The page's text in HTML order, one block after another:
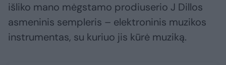
išliko mano mėgstamo prodiuserio J Dillos
asmeninis sempleris – elektroninis muzikos
instrumentas, su kuriuo jis kūrė muziką.